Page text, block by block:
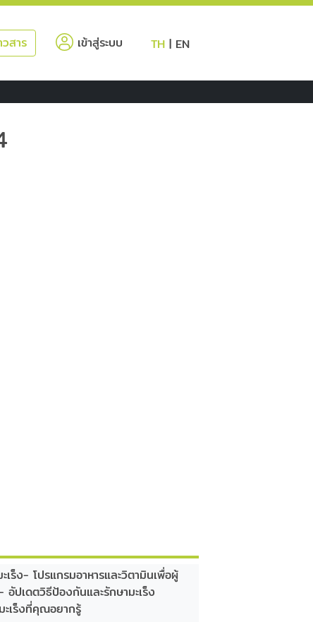
วสาร เข้าสู่ระบบ(current)
TH| EN
ง- โปรแกรมอาหารและวิตามินเพื่อผู้
ปเดตวิธีป้องกันและรักษามะเร็ง
เร็งที่คุณอยากรู้